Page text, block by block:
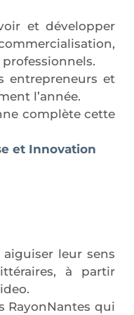
et développer
entrepreneurs et
l’année.
complète cette
et Innovation
leur sens
à partir
RayonNantes qui